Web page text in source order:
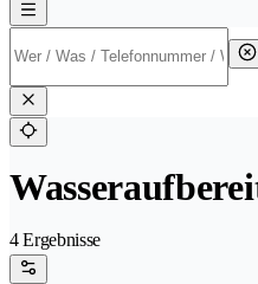
4 Ergebnisse